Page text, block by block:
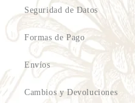
Seguridad de Datos
Formas de Pago
Envíos
Cambios y Devoluciones